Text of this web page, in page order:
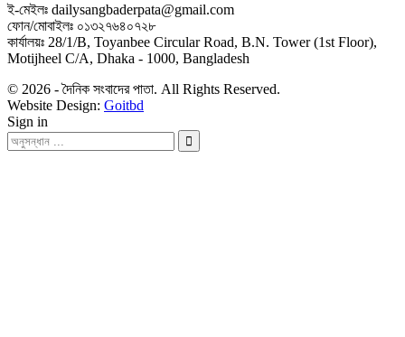
ই-মেইলঃ dailysangbaderpata@gmail.com
ফোন/মোবাইলঃ ০১৩২৭৬৪০৭২৮
কার্যালয়ঃ 28/1/B, Toyanbee Circular Road, B.N. Tower (1st Floor),
Motijheel C/A, Dhaka - 1000, Bangladesh
© 2026 - দৈনিক সংবাদের পাতা. All Rights Reserved.
Website Design: Goitbd
Sign in